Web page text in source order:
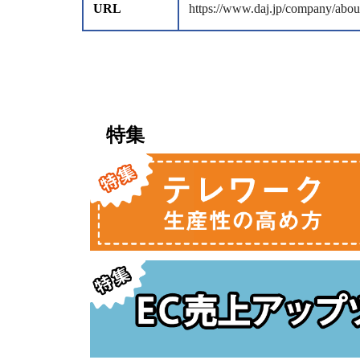
URL https://www.daj.jp/company/
特集